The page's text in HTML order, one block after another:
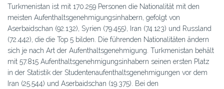
Turkmenistan ist mit 170.259 Personen die Nationalität mit den
meisten Aufenthaltsgenehmigungsinhabern, gefolgt von
Aserbaidschan (92.132), Syrien (79.455), Iran (74.123) und Russland
(72.442), die die Top 5 bilden. Die führenden Nationalitäten ändern
sich je nach Art der Aufenthaltsgenehmigung. Turkmenistan behält
mit 57.815 Aufenthaltsgenehmigungsinhabern seinen ersten Platz
in der Statistik der Studentenaufenthaltsgenehmigungen vor dem
Iran (25.544) und Aserbaidschan (19.375). Bei den